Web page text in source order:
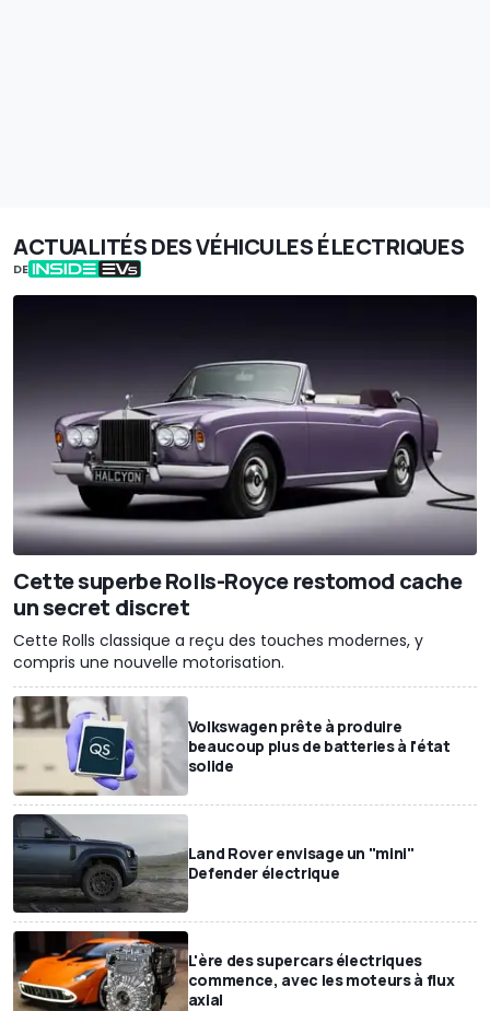
ACTUALITÉS DES VÉHICULES ÉLECTRIQUES
DE
Cette superbe Rolls-Royce restomod cache
un secret discret
Cette Rolls classique a reçu des touches modernes, y
compris une nouvelle motorisation.
Volkswagen prête à produire
beaucoup plus de batteries à l'état
solide
Land Rover envisage un "mini"
Defender électrique
L'ère des supercars électriques
commence, avec les moteurs à flux
axial